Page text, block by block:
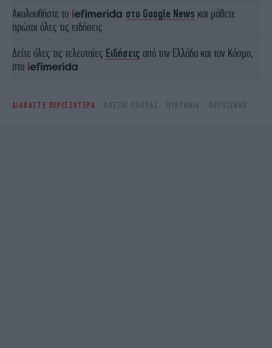
Ακολουθήστε το στο Google News και μάθετε
πρώτοι όλες τις ειδήσεις
Δείτε όλες τις τελευταίες Ειδήσεις από την Ελλάδα και τον Κόσμο,
στο
ΔΙΑΒΑΣΤΕ ΠΕΡΙΣΣΟΤΕΡΑ ΑΛΈΞΗΣ ΤΣΊΠΡΑΣ ΟΥΚΡΑΝΙΑ ΠΟΡΟΣΈΝΚΟ